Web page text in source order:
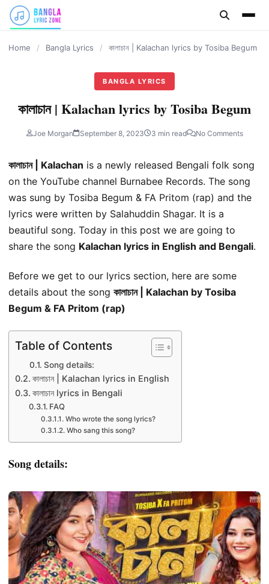
content
Home / Bangla Lyrics / কালাচান | Kalachan lyrics by Tosiba Begum
BANGLA LYRICS
কালাচান | Kalachan lyrics by Tosiba Begum
Joe Morgan September 8, 2023 3 min read No Comments
কালাচান | Kalachan is a newly released Bengali folk song
on the YouTube channel Burnabee Records. The song
was sung by Tosiba Begum & FA Pritom (rap) and the
lyrics were written by Salahuddin Shagar. It is a
beautiful song. Today in this post we are going to
share the song Kalachan lyrics in English and Bengali.
Before we get to our lyrics section, here are some
details about the song কালাচান | Kalachan by Tosiba
Begum & FA Pritom (rap)
Table of Contents
Song details:
কালাচান | Kalachan lyrics in English
কালাচান lyrics in Bengali
FAQ
Who wrote the song lyrics?
Who sang this song?
Song details: